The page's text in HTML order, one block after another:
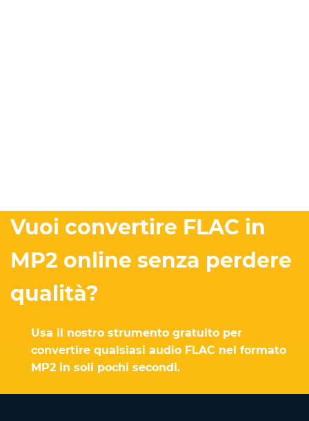
Vuoi convertire FLAC in
MP2 online senza perdere
qualità?
Usa il nostro strumento gratuito per
convertire qualsiasi audio FLAC nel formato
MP2 in soli pochi secondi.